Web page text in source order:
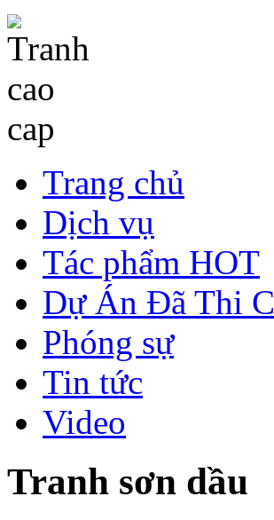
Trang chủ
Dịch vụ
Tác phẩm HOT
Dự Án Đã Thi
Phóng sự
Tin tức
Video
Tranh sơn dầu